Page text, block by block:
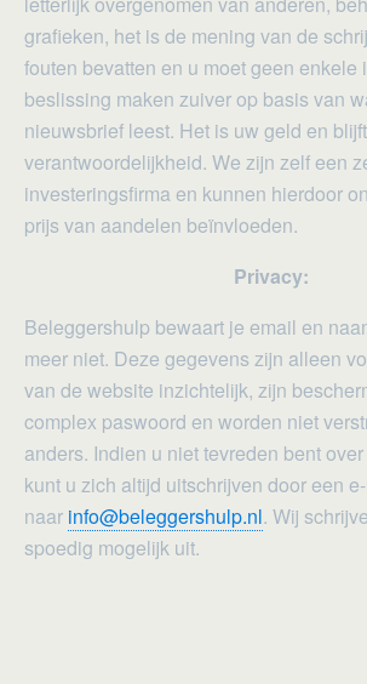
grafieken, het is de mening van de
fouten bevatten en u moet geen enkele
beslissing maken zuiver op basis van
nieuwsbrief leest. Het is uw geld en
verantwoordelijkheid. We zijn zelf een
investeringsfirma en kunnen hierdoor
prijs van aandelen beïnvloeden.
Privacy:
Beleggershulp bewaart je email en
meer niet. Deze gegevens zijn alleen
van de website inzichtelijk, zijn
complex paswoord en worden niet
anders. Indien u niet tevreden bent
kunt u zich altijd uitschrijven door een
naar info@beleggershulp.nl. Wij
spoedig mogelijk uit.